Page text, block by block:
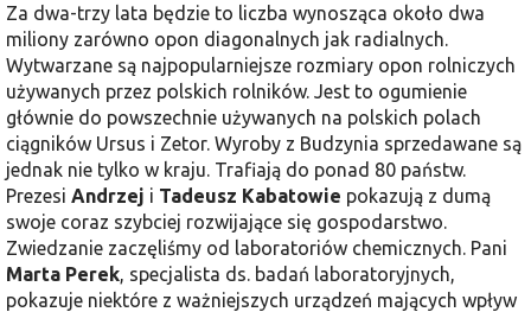
Za dwa-trzy lata będzie to liczba wynosząca około dwa
miliony zarówno opon diagonalnych jak radialnych.
Wytwarzane są najpopularniejsze rozmiary opon rolniczych
używanych przez polskich rolników. Jest to ogumienie
głównie do powszechnie używanych na polskich polach
ciągników Ursus i Zetor. Wyroby z Budzynia sprzedawane są
jednak nie tylko w kraju. Trafiają do ponad 80 państw.
Prezesi Andrzej i Tadeusz Kaba­towie pokazują z dumą
swoje coraz szybciej rozwijające się gospodarstwo.
Zwiedzanie zaczęliśmy od laboratoriów chemicznych. Pani
Marta Perek, specja­lista ds. badań laboratoryjnych,
pokazuje niektóre z ważniejszych urządzeń mają­cych wpływ